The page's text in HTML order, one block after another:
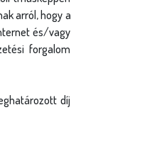
arról, hogy a
és/vagy
forgalom
díj